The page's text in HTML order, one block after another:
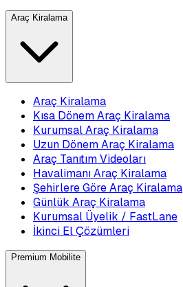
Araç Kiralama
Araç Kiralama
Kısa Dönem Araç Kiralama
Kurumsal Araç Kiralama
Uzun Dönem Araç Kiralama
Araç Tanıtım Videoları
Havalimanı Araç Kiralama
Şehirlere Göre Araç Kiralama
Günlük Araç Kiralama
Kurumsal Üyelik / FastLane
İkinci El Çözümleri
Premium Mobilite